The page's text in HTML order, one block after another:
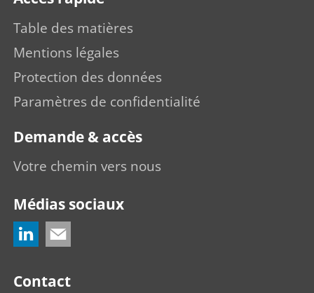
Table des matières
Mentions légales
Protection des données
Paramètres de confidentialité
Demande & accès
Votre chemin vers nous
Médias sociaux
Contact